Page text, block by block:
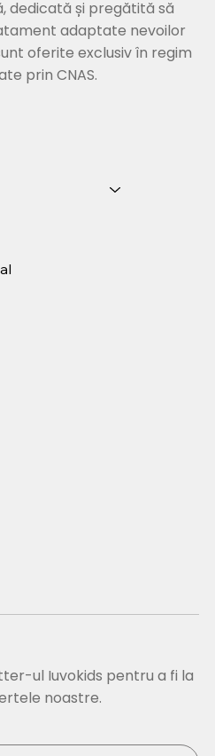
ul Iuvokids pentru a fi la
noastre.
dedicată și pregătită să
adaptate nevoilor
oferite exclusiv în regim
prin CNAS.